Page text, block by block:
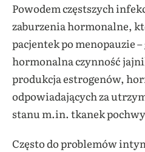
Powodem częstszych
zaburzenia hormonalne,
pacjentek po menopauzie
hormonalna czynność
produkcja estrogenów,
odpowiadających za
stanu m.in. tkanek
Często do problemów